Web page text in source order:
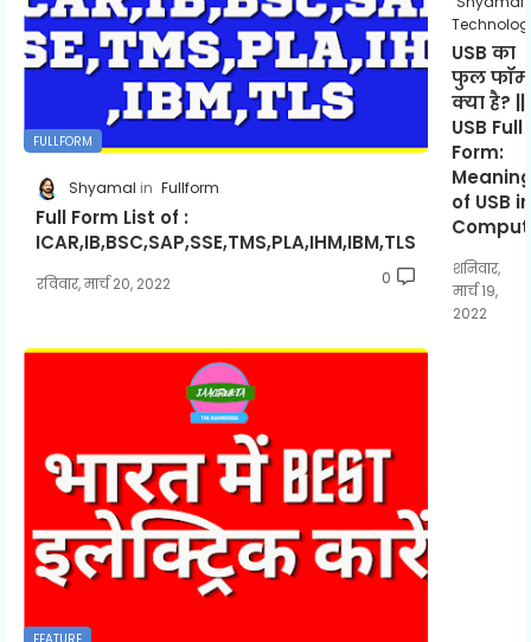
FULLFORM
Shyamal Fullform
Full Form List of :
ICAR,IB,BSC,SAP,SSE,TMS,PLA,IHM,IBM,TLS
रविवार, मार्च 20, 2022 0
USB का
फुल फॉर्म
क्या है? ||
USB Full
Form:
of USB in
शनिवार,
मार्च 19,
2022